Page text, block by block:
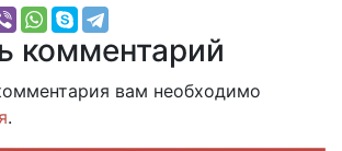
комментарий
вам необходимо
.